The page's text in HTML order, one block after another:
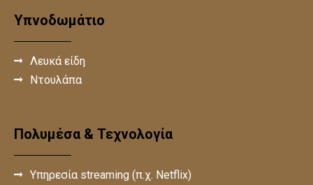
Υπνοδωμάτιο
Λευκά είδη
Ντουλάπα
Πολυμέσα & Τεχνολογία
Υπηρεσία streaming (π.χ. Netflix)